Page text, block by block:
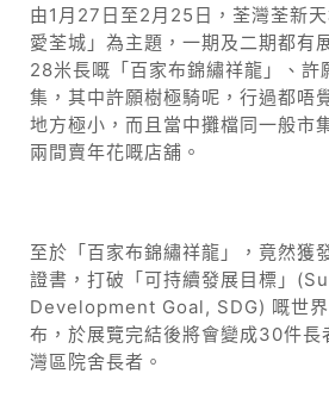
由1月27日至2月25日，荃灣荃新
愛荃城」為主題，一期及二期都有
28米長嘅「百家布錦繡祥龍」、許
集，其中許願樹極騎呢，行過都唔
地方極小，而且當中攤檔同一般市
兩間賣年花嘅店舖。
至於「百家布錦繡祥龍」，竟然獲
證書，打破「可持續發展目標」
Development Goal, SDG) 嘅世界
布，於展覽完結後將會變成30件長
灣區院舍長者。